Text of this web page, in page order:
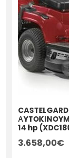
14 hp
3.658,00€